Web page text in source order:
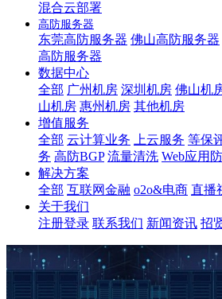
混合云部署
高防服务器
东莞高防服务器 佛山高防服务器
高防服务器
数据中心
全部 广州机房 深圳机房 佛山机
山机房 惠州机房 其他机房
增值服务
全部 云计算业务 上云服务 等保
务 高防BGP 流量清洗 Web应用
解决方案
全部 互联网金融 o2o&电商 直播
关于我们
注册登录 联系我们 新闻资讯 招